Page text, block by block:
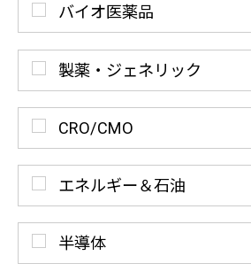
バイオ医薬品
製薬・ジェネリック
CRO/CMO
エネルギー＆石油
半導体